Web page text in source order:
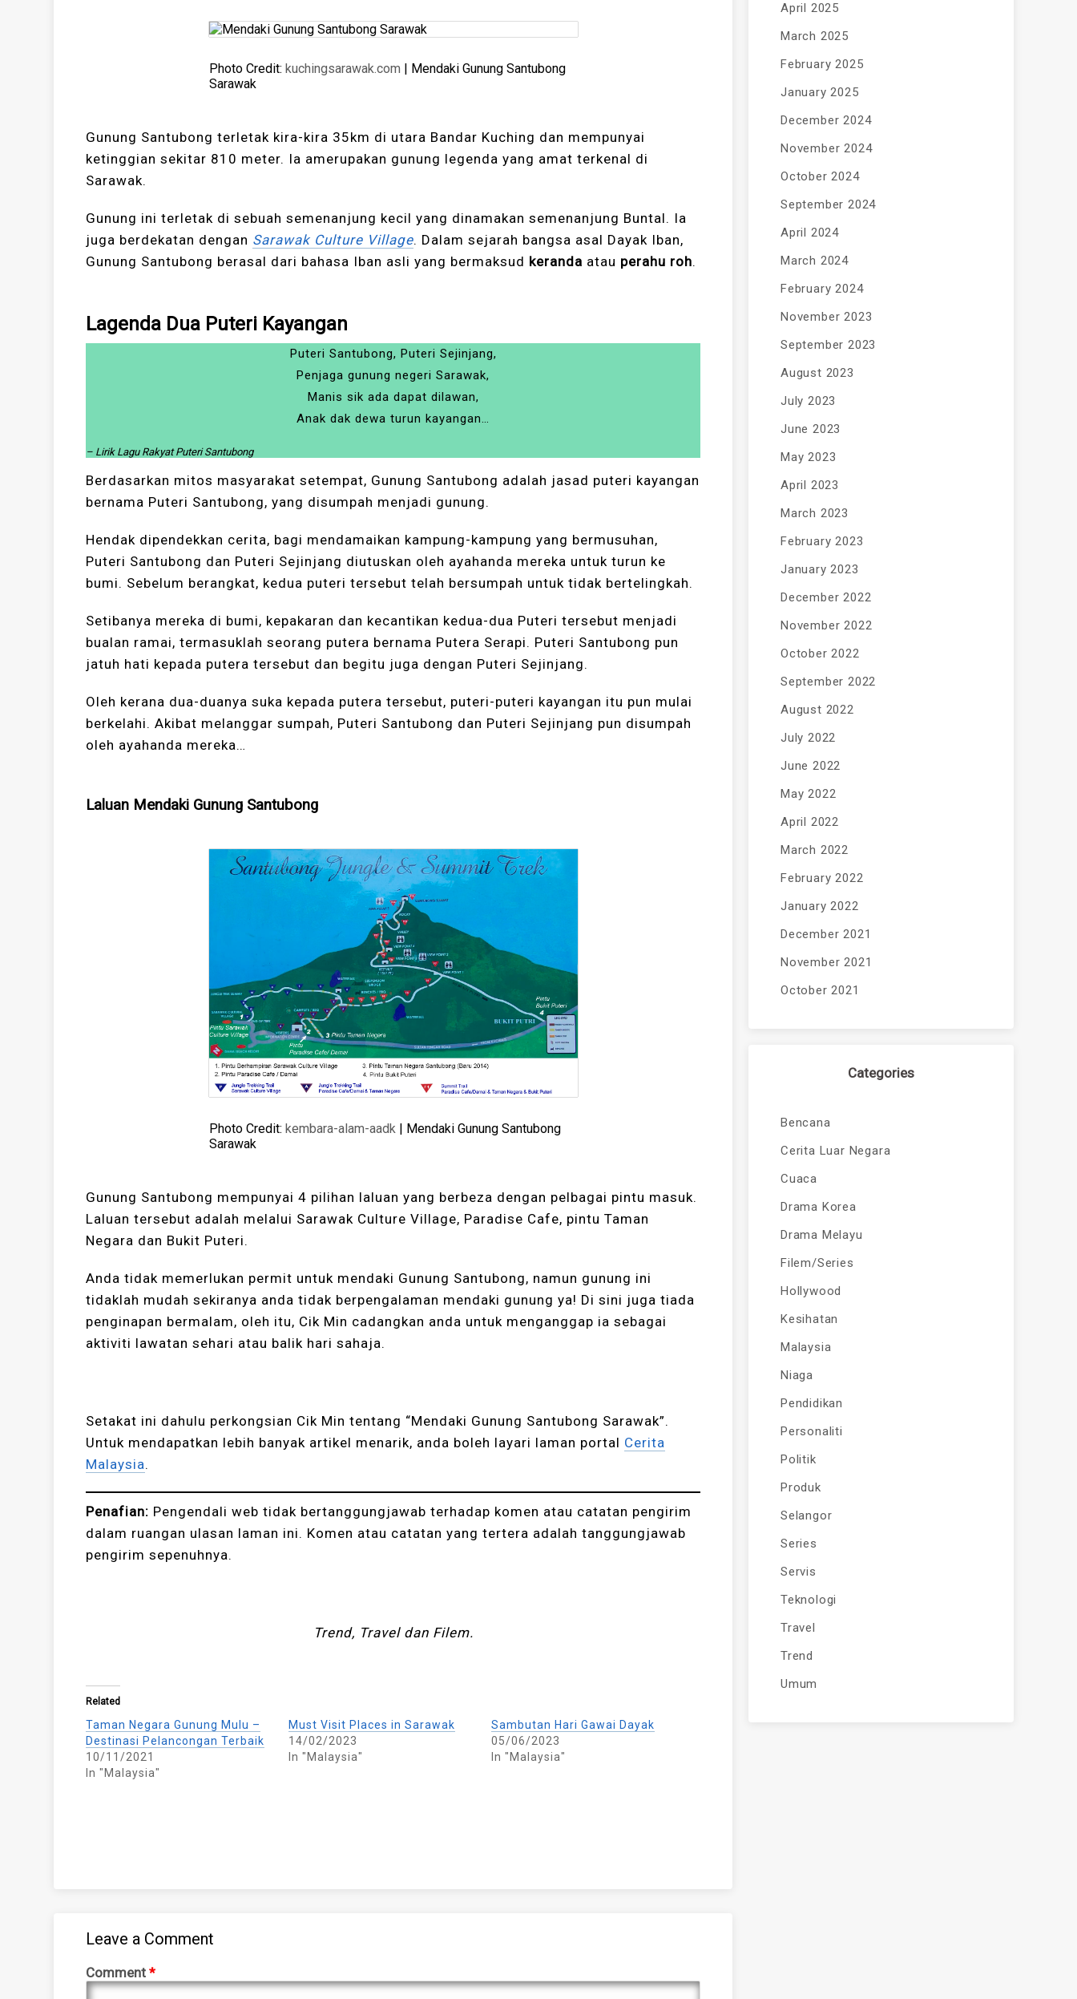
Photo Credit: kuchingsarawak.com | Mendaki Gunung Santubong
Sarawak
Gunung Santubong terletak kira-kira 35km di utara Bandar Kuching dan mempunyai
ketinggian sekitar 810 meter. Ia amerupakan gunung legenda yang amat terkenal di
Sarawak.
Gunung ini terletak di sebuah semenanjung kecil yang dinamakan semenanjung Buntal. Ia
juga berdekatan dengan Sarawak Culture Village. Dalam sejarah bangsa asal Dayak Iban,
Gunung Santubong berasal dari bahasa Iban asli yang bermaksud keranda atau perahu roh.
Lagenda Dua Puteri Kayangan
Puteri Santubong, Puteri Sejinjang,
Penjaga gunung negeri Sarawak,
Manis sik ada dapat dilawan,
Anak dak dewa turun kayangan…
– Lirik Lagu Rakyat Puteri Santubong
Berdasarkan mitos masyarakat setempat, Gunung Santubong adalah jasad puteri kayangan
bernama Puteri Santubong, yang disumpah menjadi gunung.
Hendak dipendekkan cerita, bagi mendamaikan kampung-kampung yang bermusuhan,
Puteri Santubong dan Puteri Sejinjang diutuskan oleh ayahanda mereka untuk turun ke
bumi. Sebelum berangkat, kedua puteri tersebut telah bersumpah untuk tidak bertelingkah.
Setibanya mereka di bumi, kepakaran dan kecantikan kedua-dua Puteri tersebut menjadi
bualan ramai, termasuklah seorang putera bernama Putera Serapi. Puteri Santubong pun
jatuh hati kepada putera tersebut dan begitu juga dengan Puteri Sejinjang.
Oleh kerana dua-duanya suka kepada putera tersebut, puteri-puteri kayangan itu pun mulai
berkelahi. Akibat melanggar sumpah, Puteri Santubong dan Puteri Sejinjang pun disumpah
oleh ayahanda mereka…
Laluan Mendaki Gunung Santubong
Photo Credit: kembara-alam-aadk| Mendaki Gunung Santubong
Sarawak
Gunung Santubong mempunyai 4 pilihan laluan yang berbeza dengan pelbagai pintu masuk.
Laluan tersebut adalah melalui Sarawak Culture Village, Paradise Cafe, pintu Taman
Negara dan Bukit Puteri.
Anda tidak memerlukan permit untuk mendaki Gunung Santubong, namun gunung ini
tidaklah mudah sekiranya anda tidak berpengalaman mendaki gunung ya! Di sini juga tiada
penginapan bermalam, oleh itu, Cik Min cadangkan anda untuk menganggap ia sebagai
aktiviti lawatan sehari atau balik hari sahaja.
Setakat ini dahulu perkongsian Cik Min tentang “Mendaki Gunung Santubong Sarawak”.
Untuk mendapatkan lebih banyak artikel menarik, anda boleh layari laman portal Cerita
Malaysia.
Penafian: Pengendali web tidak bertanggungjawab terhadap komen atau catatan pengirim
dalam ruangan ulasan laman ini. Komen atau catatan yang tertera adalah tanggungjawab
pengirim sepenuhnya.
Trend, Travel dan Filem.
Related
Taman Negara Gunung Mulu –
Destinasi Pelancongan Terbaik
10/11/2021
In "Malaysia"
Must Visit Places in Sarawak
14/02/2023
In "Malaysia"
Sambutan Hari Gawai Dayak
05/06/2023
In "Malaysia"
Leave a Comment
Comment*
April 2025
March 2025
February 2025
January 2025
December 2024
November 2024
October 2024
September 2024
April 2024
March 2024
February 2024
November 2023
September 2023
August 2023
July 2023
June 2023
May 2023
April 2023
March 2023
February 2023
January 2023
December 2022
November 2022
October 2022
September 2022
August 2022
July 2022
June 2022
May 2022
April 2022
March 2022
February 2022
January 2022
December 2021
November 2021
October 2021
Categories
Bencana
Cerita Luar Negara
Cuaca
Drama Korea
Drama Melayu
Filem/Series
Hollywood
Kesihatan
Malaysia
Niaga
Pendidikan
Personaliti
Politik
Produk
Selangor
Series
Servis
Teknologi
Travel
Trend
Umum